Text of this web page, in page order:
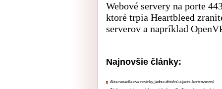
Webové servery na porte
ktoré trpia Heartbleed
serverov a napríklad
Najnovšie články:
Alza nasadila dve novinky, jednu užitočnú a jednu kontroverznú